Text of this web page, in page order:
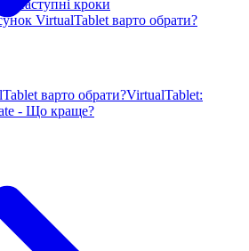
наступні кроки
VirtualTablet варто обрати?
варто обрати?VirtualTablet:
- Що краще?